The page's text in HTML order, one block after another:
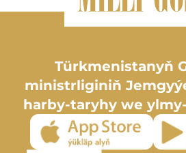
Türkmenistanyň
ministrliginiň
harby-taryhy we